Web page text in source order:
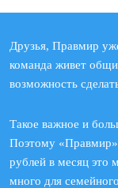
Друзья, Правмир
команда живет
возможность
Такое важное и
Поэтому
рублей в месяц это
много для